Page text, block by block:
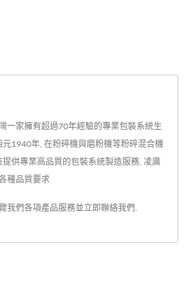
一家擁有超過70年經驗的專業包裝系統生
元1940年, 在粉碎機與磨粉機等粉碎混合機
供專業高品質的包裝系統製造服務, 凌廣
種品質要求
我們各項產品服務並立即聯絡我們